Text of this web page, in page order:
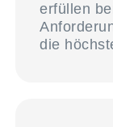
erfüllen
die